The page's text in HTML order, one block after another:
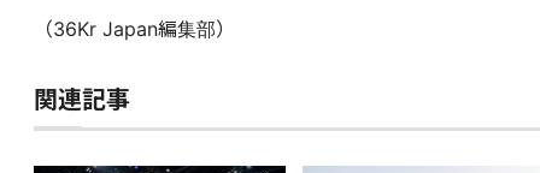
（36Kr Japan編集部）
関連記事